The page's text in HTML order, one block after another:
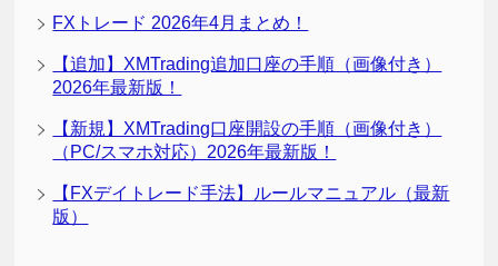
FXトレード 2026年4月まとめ！
【追加】XMTrading追加口座の手順（画像付き）
2026年最新版！
【新規】XMTrading口座開設の手順（画像付き）
（PC/スマホ対応）2026年最新版！
【FXデイトレード手法】ルールマニュアル（最新
版）